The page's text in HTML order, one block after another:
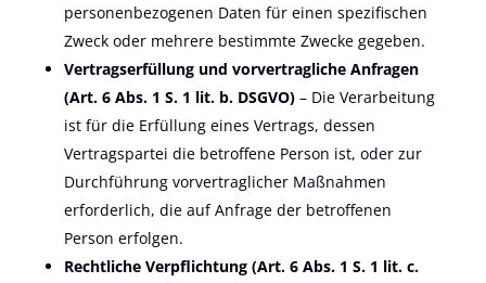
personenbezogenen Daten für einen spezifischen
Zweck oder mehrere bestimmte Zwecke gegeben.
Vertragserfüllung und vorvertragliche Anfragen
(Art. 6 Abs. 1 S. 1 lit. b. DSGVO)– Die Verarbeitung
ist für die Erfüllung eines Vertrags, dessen
Vertragspartei die betroffene Person ist, oder zur
Durchführung vorvertraglicher Maßnahmen
erforderlich, die auf Anfrage der betroffenen
Person erfolgen.
Rechtliche Verpflichtung (Art. 6 Abs. 1 S. 1 lit. c.